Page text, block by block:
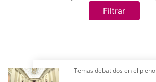
Filtrar
Temas debatidos en el pleno